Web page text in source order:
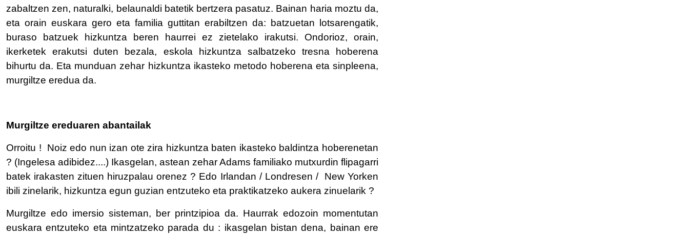
zabaltzen zen, naturalki, belaunaldi batetik bertzera pasatuz. Bainan haria moztu da,
eta orain euskara gero eta familia guttitan erabiltzen da: batzuetan lotsarengatik,
buraso batzuek hizkuntza beren haurrei ez zietelako irakutsi. Ondorioz, orain,
ikerketek erakutsi duten bezala, eskola hizkuntza salbatzeko tresna hoberena
bihurtu da. Eta munduan zehar hizkuntza ikasteko metodo hoberena eta sinpleena,
murgiltze eredua da.
Murgiltze ereduaren abantailak
Orroitu ! Noiz edo nun izan ote zira hizkuntza baten ikasteko baldintza hoberenetan
? (Ingelesa adibidez....) Ikasgelan, astean zehar Adams familiako mutxurdin flipagarri
batek irakasten zituen hiruzpalau orenez ? Edo Irlandan / Londresen / New Yorken
ibili zinelarik, hizkuntza egun guzian entzuteko eta praktikatzeko aukera zinuelarik ?
Murgiltze edo imersio sisteman, ber printzipioa da. Haurrak edozoin momentutan
euskara entzuteko eta mintzatzeko parada du : ikasgelan bistan dena, bainan ere